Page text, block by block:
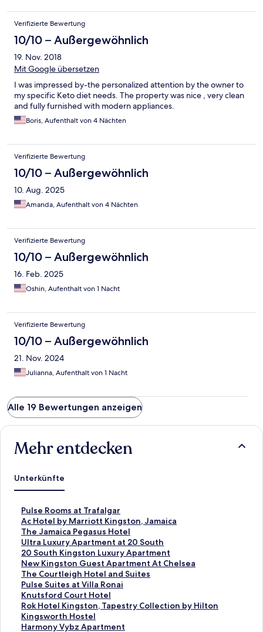
vacation away. The ambiance and hospitality is 10/10. My uncle
said you are a gem, Mrs.Suzanne and I wholeheartedly agree.
You helped make a difficult time—being here for my mom’s
memorial—a little more peaceful, and for that, I’m deeply
thankful. I would highly recommend Millsborough BB for
anyone to stay. With gratitude, Candice
Verifizierte Bewertung
10/10 – Außergewöhnlich
19. Nov. 2018
Mit Google übersetzen
I was impressed by-the personalized attention by the owner to
my specific Keto diet needs. The property was nice , very clean
and fully furnished with modern appliances.
Boris, Aufenthalt von 4 Nächten
Verifizierte Bewertung
10/10 – Außergewöhnlich
10. Aug. 2025
Amanda, Aufenthalt von 4 Nächten
Verifizierte Bewertung
10/10 – Außergewöhnlich
16. Feb. 2025
Oshin, Aufenthalt von 1 Nacht
Verifizierte Bewertung
10/10 – Außergewöhnlich
21. Nov. 2024
Julianna, Aufenthalt von 1 Nacht
Alle 19 Bewertungen anzeigen
Mehr entdecken
Unterkünfte
Pulse Rooms at Trafalgar
L
i
n
k
,
d
e
r
d
i
e
f
Ac Hotel by Marriott Kingston, Jamaica
L
i
n
k
,
d
e
r
d
i
e
The Jamaica Pegasus Hotel
L
i
n
k
,
d
e
r
d
i
Ultra Luxury Apartment at 20 South
L
i
n
k
,
d
e
r
d
20 South Kingston Luxury Apartment
L
i
n
k
,
d
e
r
New Kingston Guest Apartment At Chelsea
L
i
n
k
,
d
e
The Courtleigh Hotel and Suites
L
i
n
k
,
d
Pulse Suites at Villa Ronai
L
i
n
k
,
Knutsford Court Hotel
L
i
n
k
Rok Hotel Kingston, Tapestry Collection by Hilton
L
i
n
Kingsworth Hostel
L
iHarmony Vybz Apartment
L